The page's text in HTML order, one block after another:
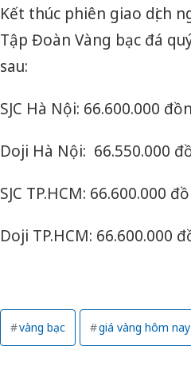
Kết thúc phiên giao dịch
Tập Đoàn Vàng bạc đá
sau:
SJC Hà Nội: 66.600.000
Doji Hà Nội: 66.550.000
SJC TP.HCM: 66.600.000
Doji TP.HCM:
vàng bạc giá vàng hôm nay